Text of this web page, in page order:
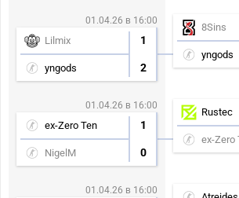
01.04.26 в 16:00
Lilmix 1
yngods 2
01.04.26 в 16:00
ex-Zero Ten 1
NigelM 0
01.04.26 в 16:00
8Sins
yngods
Rustec
ex-Zero